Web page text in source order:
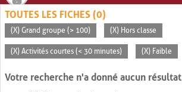
TOUTES LES FICHES (0)
(X) Grand groupe (> 100) (X) Hors classe
(X) Activités courtes (< 30 minutes) (X) Faible
Votre recherche n'a donné aucun résultat